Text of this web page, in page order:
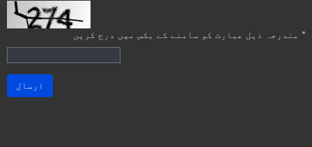
* مندرجہ ذیل عبارت کو سامنے کے بکس میں درج کریں
ارسال